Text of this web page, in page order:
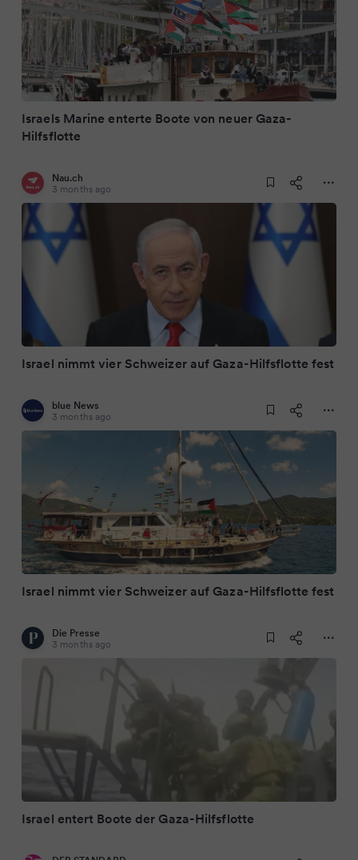
Israels Marine enterte Boote von neuer Gaza-
Hilfsflotte
Nau.ch
3 months ago
Israel nimmt vier Schweizer auf Gaza-Hilfsflotte fest
blue News
3 months ago
Israel nimmt vier Schweizer auf Gaza-Hilfsflotte fest
Die Presse
3 months ago
Israel entert Boote der Gaza-Hilfsflotte